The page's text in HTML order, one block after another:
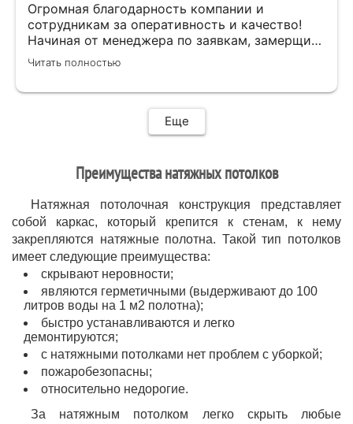
Огромная благодарность компании и
сотрудникам за оперативность и качество!
Начиная от менеджера по заявкам, замерщика
и установщиков. Объяснили про полотно и
системы монтажа, дали выбор, сделали
Читать полностью
Еще
Преимущества натяжных потолков
Натяжная потолочная конструкция представляет
собой каркас, который крепится к стенам, к нему
закрепляются натяжные полотна. Такой тип потолков
имеет следующие преимущества:
скрывают неровности;
являются герметичными (выдерживают до 100
литров воды на 1 м2 полотна);
быстро устанавливаются и легко
демонтируются;
с натяжными потолками нет проблем с уборкой;
пожаробезопасны;
относительно недорогие.
За натяжным потолком легко скрыть любые